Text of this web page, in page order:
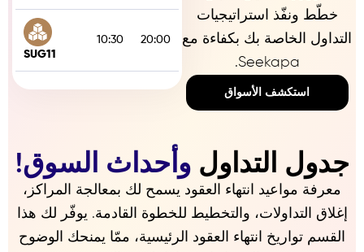
خطّط ونفّذ استراتيجيات
التداول الخاصة بك بكفاءة مع
Seekapa.
استكشف الأسواق
SUG11
10:30 20:00
Monday-
Friday
Monday-
Friday
COCOA
11:45 20:30
Monday-
Friday
OATS
15:45
Monday-
Friday
جدول التداولوأحداث السوق!
معرفة مواعيد انتهاء العقود يسمح لك بمعالجة المراكز،
إغلاق التداولات، والتخطيط للخطوة القادمة. يوفّر لك هذا
القسم تواريخ انتهاء العقود الرئيسية، ممّا يمنحك الوضوح